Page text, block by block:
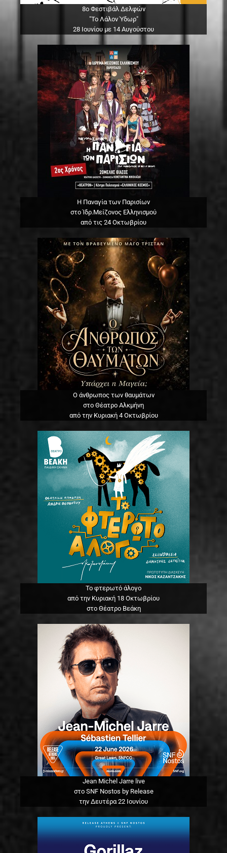
8ο Φεστιβάλ Δελφών
"Το Λάλον Ύδωρ"
28 Ιουνίου με 14 Αυγούστου
Η Παναγία των Παρισίων
στο Ίδρ.Μείζονος Ελληνισμού
από τις 24 Οκτωβρίου
Ο άνθρωπος των θαυμάτων
στο Θέατρο Αλκμήνη
από την Κυριακή 4 Οκτωβρίου
Το φτερωτό άλογο
από την Κυριακή 18 Οκτωβρίου
στο Θέατρο Βεάκη
Jean Michel Jarre live
στο SNF Nostos by Release
την Δευτέρα 22 Ιουνίου